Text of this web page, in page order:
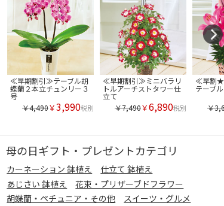
≪早期割引≫テーブル胡
蝶蘭２本立チュンリー３
号
￥4,490￥3,990税別
≪早期割引≫ミニバラリ
トルアーチストタワー仕
立て
￥7,490￥6,890税別
≪早割★
テーブ
￥
母の日ギフト・プレゼントカテゴリ
カーネーション 鉢植え
仕立て 鉢植え
あじさい 鉢植え
花束・プリザーブドフラワー
胡蝶蘭・ペチュニア・その他
スイーツ・グルメ